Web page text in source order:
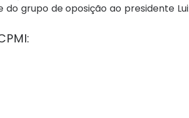
grupo de oposição ao presidente